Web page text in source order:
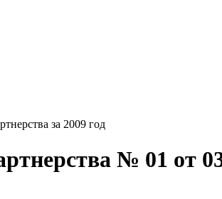
за 2009 год
№ 01 от